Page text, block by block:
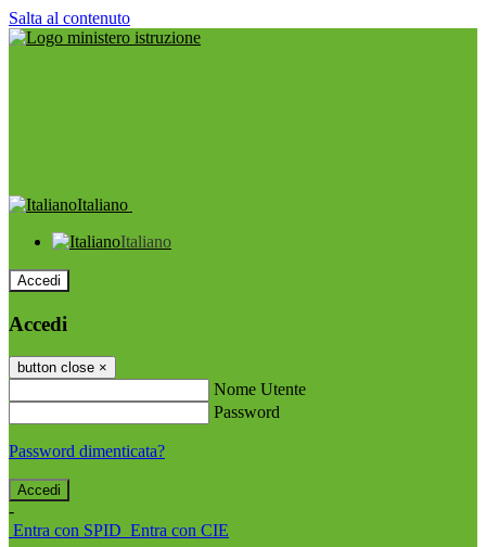
Salta al contenuto
Italiano
Italiano
Accedi
Accedi
button close ×
Nome Utente
Password
Password dimenticata?
-
Entra con SPID Entra con CIE